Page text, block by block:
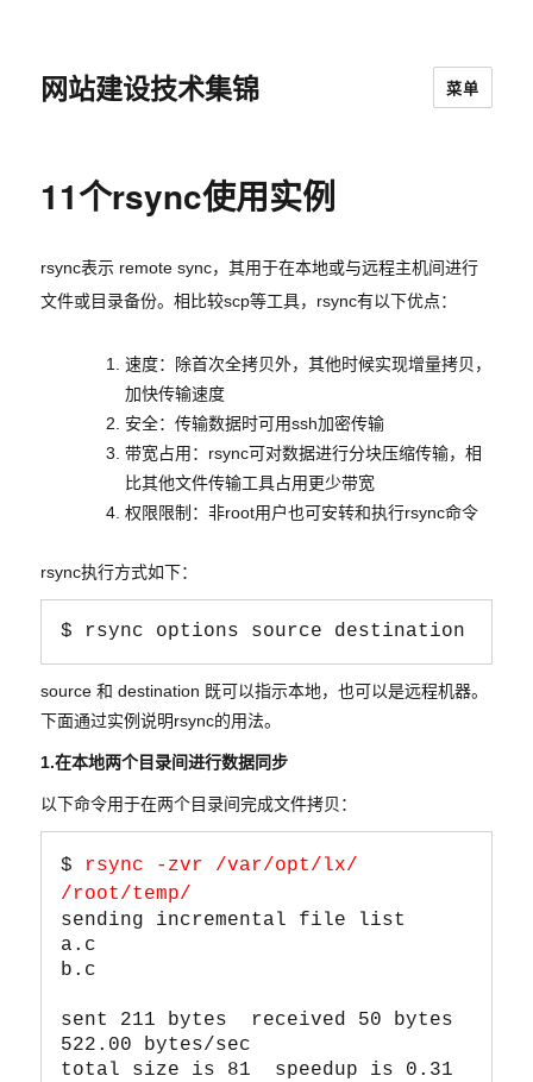
网站建设技术集锦 菜单
11个rsync使用实例
rsync表示 remote sync，其用于在本地或与远程主机间进行
文件或目录备份。相比较scp等工具，rsync有以下优点：
速度：除首次全拷贝外，其他时候实现增量拷贝，
加快传输速度
安全：传输数据时可用ssh加密传输
带宽占用：rsync可对数据进行分块压缩传输，相
比其他文件传输工具占用更少带宽
权限限制：非root用户也可安转和执行rsync命令
rsync执行方式如下：
$ rsync options source destination
source 和 destination 既可以指示本地，也可以是远程机器。
下面通过实例说明rsync的用法。
1.在本地两个目录间进行数据同步
以下命令用于在两个目录间完成文件拷贝：
$ rsync -zvr /var/opt/lx/
/root/temp/
sending incremental file list
a.c
b.c
sent 211 bytes  received 50 bytes
522.00 bytes/sec
total size is 81  speedup is 0.31